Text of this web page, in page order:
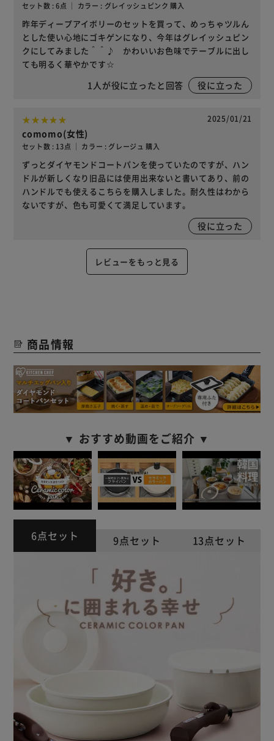
セット数 : 6点 ｜ カラー : グレイッシュピンク 購入
昨年ディープアイボリーのセットを買って、めっちゃツルん
とした使い心地にゴキゲンになり、今年はグレイッシュピン
クにしてみました＾＾♪ かわいいお色味でテーブルに出し
ても明るく華やかです☆
1 人が役に立ったと回答 役に立った
2025/01/21
comomo(女性)
セット数 : 13点 ｜ カラー : グレージュ 購入
ずっとダイヤモンドコートパンを使っていたのですが、ハン
ドルが新しくなり旧品には使用出来ないと書いてあり、前の
ハンドルでも使えるこちらを購入しました。耐久性はわから
ないですが、色も可愛くて満足しています。
役に立った
レビューをもっと見る
商品情報
▼ おすすめ動画をご紹介 ▼
6点セット 9点セット 13点セット